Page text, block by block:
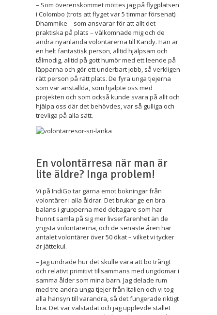
– Som överenskommet möttes jag på flygplatsen
i Colombo (trots att flyget var 5 timmar försenat).
Dhammike – som ansvarar för att allt det
praktiska på plats – välkomnade mig och de
andra nyanlända volontärerna till Kandy. Han är
en helt fantastisk person, alltid hjälpsam och
tålmodig, alltid på gott humör med ett leende på
läpparna och gör ett underbart jobb, så verkligen
rätt person på rätt plats. De fyra unga tjejerna
som var anställda, som hjälpte oss med
projekten och som också kunde svara på allt och
hjälpa oss där det behövdes, var så gulliga och
trevliga på alla sätt.
En volontärresa när man är
lite äldre? Inga problem!
Vi på IndiGo tar gärna emot bokningar från
volontärer i alla åldrar. Det brukar ge en bra
balans i grupperna med deltagare som har
hunnit samla på sig mer livserfarenhet än de
yngsta volontärerna, och de senaste åren har
antalet volontärer över 50 ökat – vilket vi tycker
är jättekul.
– Jag undrade hur det skulle vara att bo trångt
och relativt primitivt tillsammans med ungdomar i
samma ålder som mina barn. Jag delade rum
med tre andra unga tjejer från Italien och vi tog
alla hänsyn till varandra, så det fungerade riktigt
bra. Det var välstädat och jag upplevde stället